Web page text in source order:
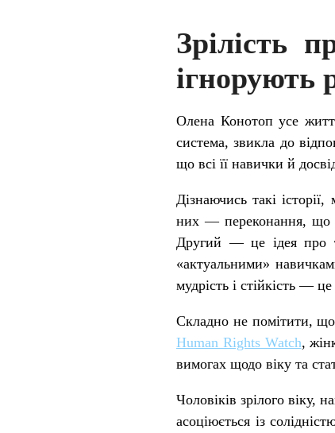
Зрілість
ігнорують
Олена Конотоп усе
система, звикла до
що всі її навички й
Дізнаючись такі
них — переконання, що
Другий — це ідея про
«актуальними»
мудрість і стійкість —
Складно не помітити, що
Human Rights Watch,
вимогах щодо віку та
Чоловіків зрілого віку,
асоціюється із